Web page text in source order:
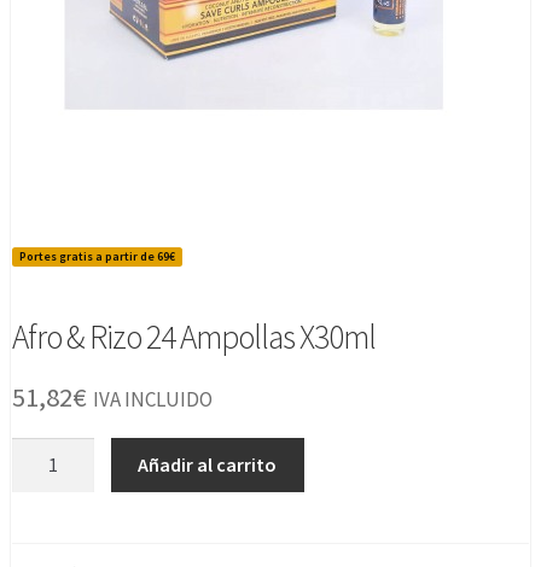
Portes gratis a partir de 69€
Afro & Rizo 24 Ampollas X30ml
51,82€ IVA INCLUIDO
Añadir al carrito